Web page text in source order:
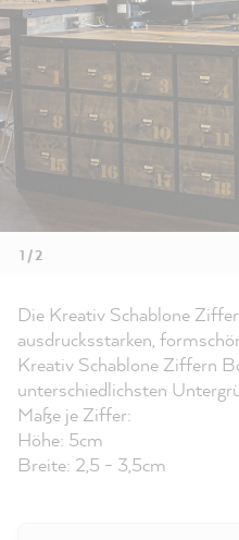
1 / 2
Die Kreativ Schablone
ausdrucksstarken,
Kreativ Schablone Ziffern
unterschiedlichsten
Maße je Ziffer:
Höhe: 5cm
Breite: 2,5 - 3,5cm